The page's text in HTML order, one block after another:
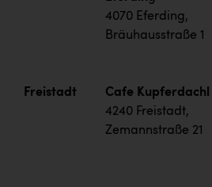
4070 Eferding,
Bräuhausstraße 1
Freistadt
Cafe Kupferdachl
4240 Freistadt,
Zemannstraße 21